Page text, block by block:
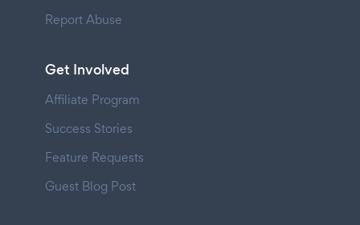
Report Abuse
Get Involved
Affiliate Program
Success Stories
Feature Requests
Guest Blog Post